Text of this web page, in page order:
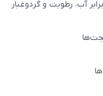
آب، رطوبت و گردوغبار